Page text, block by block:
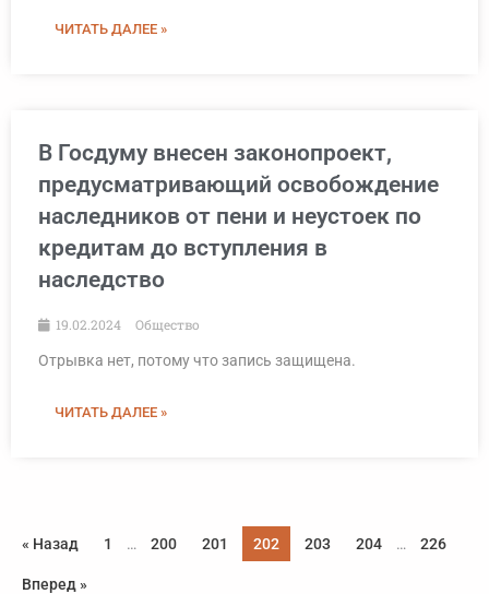
ЧИТАТЬ ДАЛЕЕ »
В Госдуму внесен законопроект,
предусматривающий освобождение
наследников от пени и неустоек по
кредитам до вступления в
наследство
19.02.2024 Общество
Отрывка нет, потому что запись защищена.
ЧИТАТЬ ДАЛЕЕ »
« Назад 1 … 200 201 202 203 204 … 226
Вперед »